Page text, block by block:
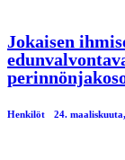
Jokaisen
Henkilöt 24.